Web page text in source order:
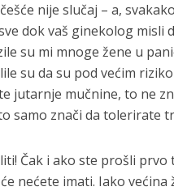
nije slučaj – a,
dok vaš ginekolog misli
su mi mnoge žene u
su da su pod većim
jutarnje mučnine, to ne
samo znači da tolerirate
Čak i ako ste prošli prvo
nećete imati. Iako većina